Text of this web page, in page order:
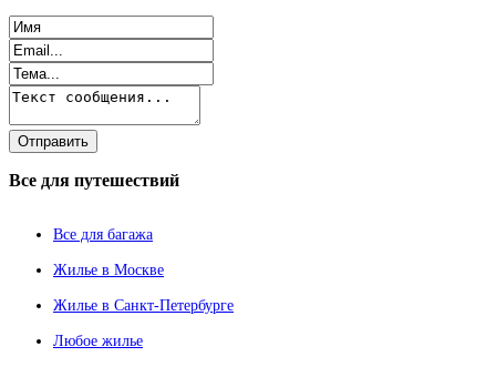
Все для путешествий
Все для багажа
Жилье в Москве
Жилье в Санкт-Петербурге
Любое жилье